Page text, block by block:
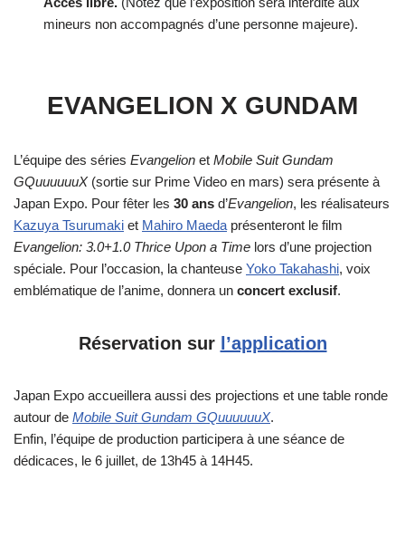
mineurs non accompagnés d’une personne majeure).
EVANGELION X GUNDAM
L’équipe des séries Evangelion et Mobile Suit Gundam
GQuuuuuuX(sortie sur Prime Video en mars) sera présente à
Japan Expo. Pour fêter les 30 ans d’Evangelion, les réalisateurs
Kazuya Tsurumaki et Mahiro Maeda présenteront le film
Evangelion: 3.0+1.0 Thrice Upon a Time lors d’une projection
spéciale. Pour l’occasion, la chanteuse Yoko Takahashi, voix
emblématique de l’anime, donnera un concert exclusif.
Réservation sur l’application
Japan Expo accueillera aussi des projections et une table ronde
autour de Mobile Suit Gundam GQuuuuuuX.
Enfin, l’équipe de production participera à une séance de
dédicaces, le 6 juillet, de 13h45 à 14H45.